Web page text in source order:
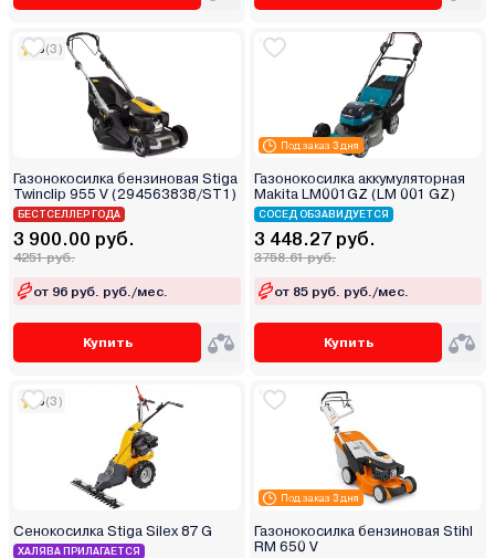
5(3)
Газонокосилка бензиновая Stiga
Twinclip 955 V (294563838/ST1)
БЕСТСЕЛЛЕР ГОДА
3 900.00 руб.
4251 руб.
от 96 руб. руб./мес.
Купить
Под заказ 3 дня
Газонокосилка аккумуляторная
Makita LM001GZ (LM 001 GZ)
СОСЕД ОБЗАВИДУЕТСЯ
3 448.27 руб.
3758.61 руб.
от 85 руб. руб./мес.
Купить
5(3)
Сенокосилка Stiga Silex 87 G
ХАЛЯВА ПРИЛАГАЕТСЯ
Под заказ 3 дня
Газонокосилка бензиновая Stihl
RM 650 V